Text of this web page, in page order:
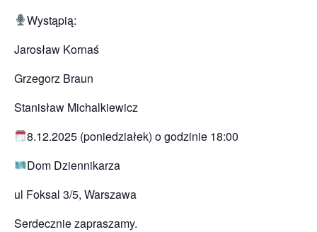
Wystąpią:
Jarosław Kornaś
Grzegorz Braun
Stanisław Michalkiewicz
8.12.2025 (poniedziałek) o godzinie 18:00
Dom Dziennikarza
ul Foksal 3/5, Warszawa
Serdecznie zapraszamy.